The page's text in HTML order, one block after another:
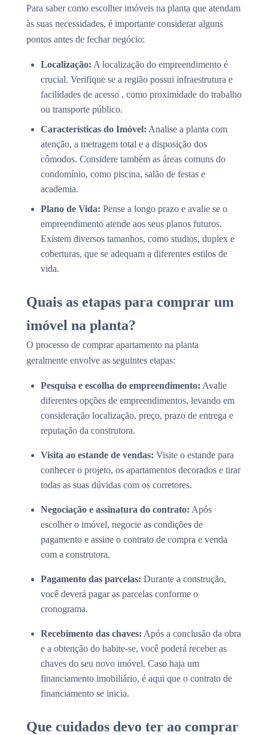
Para saber como escolher imóveis na planta que atendam
às suas necessidades, é importante considerar alguns
pontos antes de fechar negócio:
Localização: A localização do empreendimento é
crucial. Verifique se a região possui infraestrutura e
facilidades de acesso , como proximidade do trabalho
ou transporte público.
Características do Imóvel: Analise a planta com
atenção, a metragem total e a disposição dos
cômodos. Considere também as áreas comuns do
condomínio, como piscina, salão de festas e
academia.
Plano de Vida: Pense a longo prazo e avalie se o
empreendimento atende aos seus planos futuros.
Existem diversos tamanhos, como studios, duplex e
coberturas, que se adequam a diferentes estilos de
vida.
Quais as etapas para comprar um
imóvel na planta?
O processo de comprar apartamento na planta
geralmente envolve as seguintes etapas:
Pesquisa e escolha do empreendimento: Avalie
diferentes opções de empreendimentos, levando em
consideração localização, preço, prazo de entrega e
reputação da construtora.
Visita ao estande de vendas: Visite o estande para
conhecer o projeto, os apartamentos decorados e tirar
todas as suas dúvidas com os corretores.
Negociação e assinatura do contrato: Após
escolher o imóvel, negocie as condições de
pagamento e assine o contrato de compra e venda
com a construtora.
Pagamento das parcelas: Durante a construção,
você deverá pagar as parcelas conforme o
cronograma.
Recebimento das chaves: Após a conclusão da obra
e a obtenção do habite-se, você poderá receber as
chaves do seu novo imóvel. Caso haja um
financiamento imobiliário, é aqui que o contrato de
financiamento se inicia.
Que cuidados devo ter ao comprar